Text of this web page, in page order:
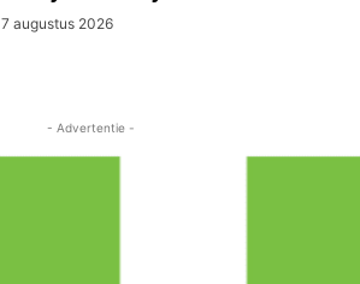
7 augustus 2026
- Advertentie -